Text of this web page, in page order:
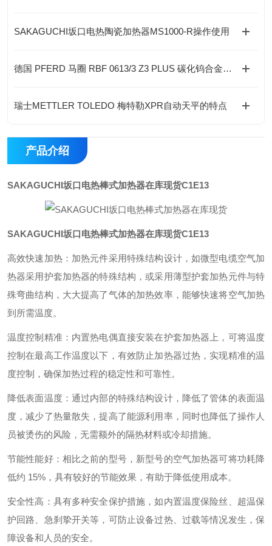
SAKAGUCHI坂口电热陶瓷加热器MS1000-R操作使用
德国 PFERD 马圈 RBF 0613/3 Z3 PLUS 碳化钨合金刀刃旋转锉 行业标准
瑞士METTLER TOLEDO 梅特勒XPR自动天平的特点
产品介绍
SAKAGUCHI坂口电热棒式加热器在库现货C1E13
SAKAGUCHI坂口电热棒式加热器在库现货C1E13
高效快速加热：加热元件采用特殊结构设计，如微型电缆空气加
热器采用护套加热器的特殊结构，或采用薄型护套加热元件与特
殊弯曲结构，大大提高了气体的加热效率，能够快速将空气加热
到所需温度。
温度控制精准：内置热电偶直接安装在护套加热器上，可将温度
控制在最高工作温度以下，有效防止加热器过热，实现精准的温
度控制，确保加热过程的稳定性和可靠性。
降低表面温度：通过内部的特殊结构设计，降低了管体的表面温
度，减少了热量散失，提高了能源利用率，同时也降低了操作人
员被烫伤的风险，无需额外的隔热材料或冷却措施。
节能性能好：相比之前的型号，新型号的空气加热器可将功耗降
低约 15%，具有较好的节能效果，有助于降低使用成本。
安全性高：具有多种安全保护措施，如内置温度保险丝、超温保
护回路、急刹挚开关等，可防止设备过热、过载等情况发生，保
障设备和人员的安全。